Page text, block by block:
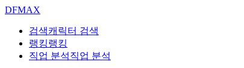
DFMAX
검색캐릭터 검색
랭킹랭킹
직업 분석직업 분석